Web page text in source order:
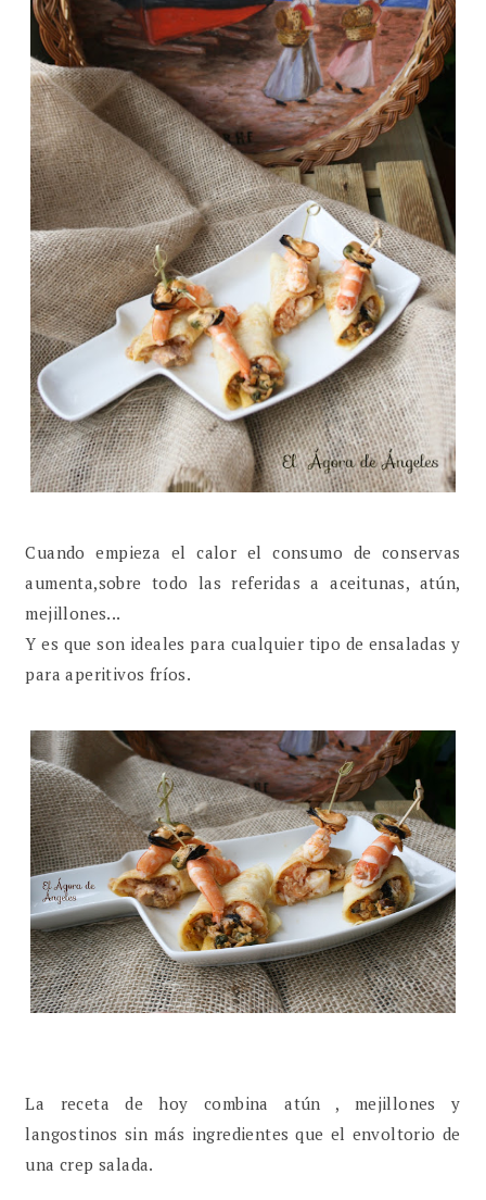
Cuando empieza el calor el consumo de conservas
aumenta,sobre todo las referidas a aceitunas, atún,
mejillones...
Y es que son ideales para cualquier tipo de ensaladas y
para aperitivos fríos.
La receta de hoy combina atún , mejillones y
langostinos sin más ingredientes que el envoltorio de
una crep salada.